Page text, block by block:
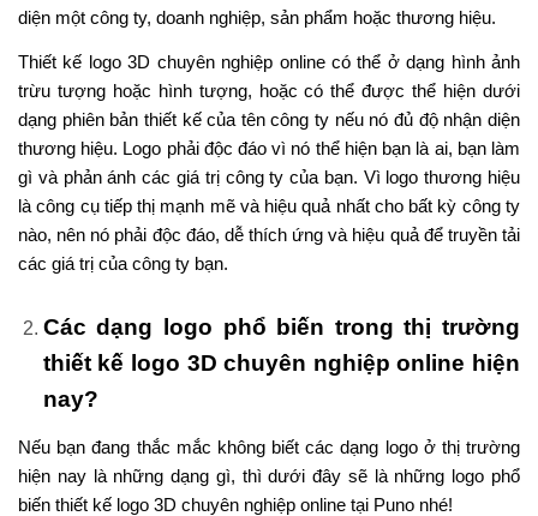
diện một công ty, doanh nghiệp, sản phẩm hoặc thương hiệu.
Thiết kế logo 3D chuyên nghiệp online có thể ở dạng hình ảnh
trừu tượng hoặc hình tượng, hoặc có thể được thể hiện dưới
dạng phiên bản thiết kế của tên công ty nếu nó đủ độ nhận diện
thương hiệu. Logo phải độc đáo vì nó thể hiện bạn là ai, bạn làm
gì và phản ánh các giá trị công ty của bạn. Vì logo thương hiệu
là công cụ tiếp thị mạnh mẽ và hiệu quả nhất cho bất kỳ công ty
nào, nên nó phải độc đáo, dễ thích ứng và hiệu quả để truyền tải
các giá trị của công ty bạn.
Các dạng logo phổ biến trong thị trường
thiết kế logo 3D chuyên nghiệp online hiện
nay?
Nếu bạn đang thắc mắc không biết các dạng logo ở thị trường
hiện nay là những dạng gì, thì dưới đây sẽ là những logo phổ
biến thiết kế logo 3D chuyên nghiệp online tại Puno nhé!